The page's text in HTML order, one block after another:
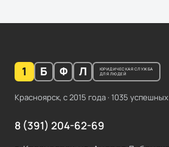
1 Б Ф Л
ЮРИДИЧЕСКАЯ СЛУЖБА
ДЛЯ ЛЮДЕЙ
Красноярск, с2015 года · 1035
8 (391) 204-62-69